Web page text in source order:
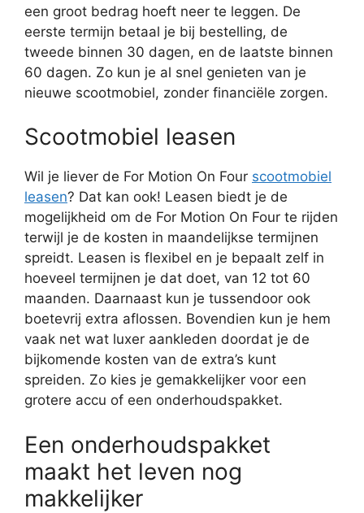
een groot bedrag hoeft neer te leggen. De
eerste termijn betaal je bij bestelling, de
tweede binnen 30 dagen, en de laatste binnen
60 dagen. Zo kun je al snel genieten van je
nieuwe scootmobiel, zonder financiële zorgen.
Scootmobiel leasen
Wil je liever de For Motion On Four scootmobiel
leasen? Dat kan ook! Leasen biedt je de
mogelijkheid om de For Motion On Four te rijden
terwijl je de kosten in maandelijkse termijnen
spreidt. Leasen is flexibel en je bepaalt zelf in
hoeveel termijnen je dat doet, van 12 tot 60
maanden. Daarnaast kun je tussendoor ook
boetevrij extra aflossen. Bovendien kun je hem
vaak net wat luxer aankleden doordat je de
bijkomende kosten van de extra’s kunt
spreiden. Zo kies je gemakkelijker voor een
grotere accu of een onderhoudspakket.
Een onderhoudspakket
maakt het leven nog
makkelijker